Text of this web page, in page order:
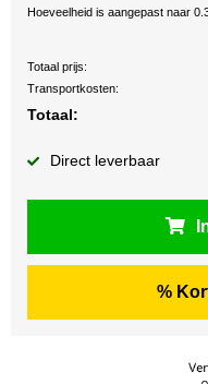
Hoeveelheid is aangepast naar
Totaal prijs:
Transportkosten:
Totaal:
Direct leverbaar
%